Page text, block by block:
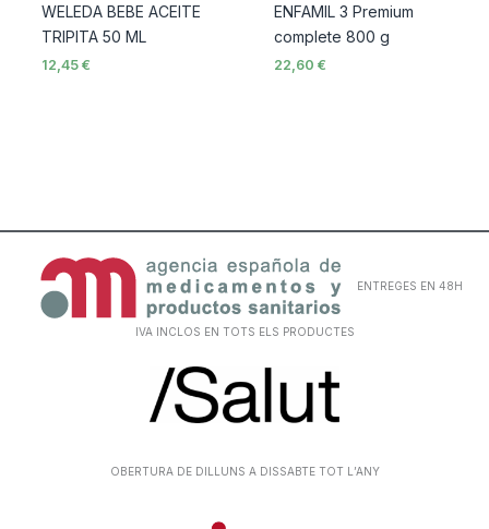
WELEDA BEBE ACEITE
TRIPITA 50 ML
12,45€
ENFAMIL 3 Premium
complete 800 g
22,60 €
ENTREGES EN 48H
IVA INCLOS EN TOTS ELS PRODUCTES
OBERTURA DE DILLUNS A DISSABTE TOT L’ANY